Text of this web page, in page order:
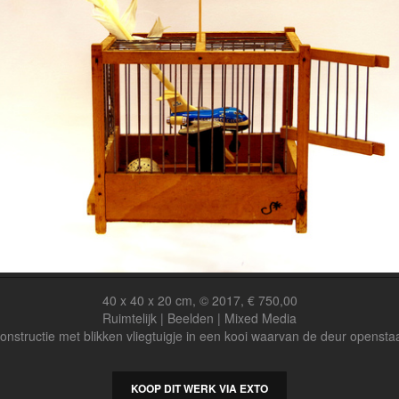
40 x 40 x 20 cm, © 2017, € 750,00
Ruimtelijk | Beelden | Mixed Media
met blikken vliegtuigje in een kooi waarvan de deur
KOOP DIT WERK VIA EXTO